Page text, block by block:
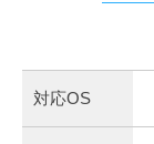
対応OS